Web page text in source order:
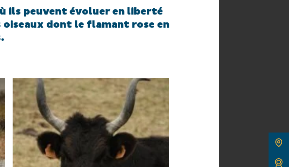
ils peuvent évoluer en liberté
oiseaux dont le flamant rose en